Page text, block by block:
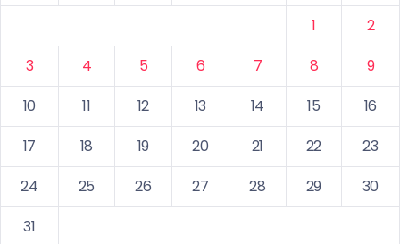
1
2
3
4 5 6 7 8
9
10
11 12 13 14 15
16
17
18 19 20 21 22
23
24
25 26 27 28 29
30
31